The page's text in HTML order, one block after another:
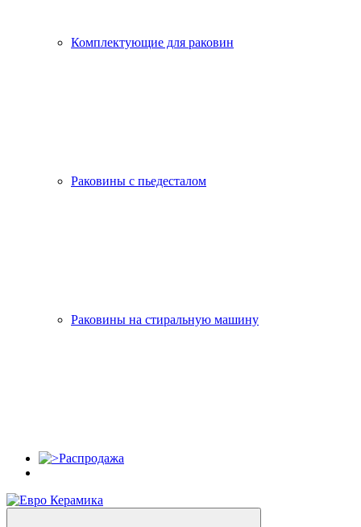
Комплектующие для раковин
Раковины с пьедесталом
Раковины на стиральную машину
Распродажа